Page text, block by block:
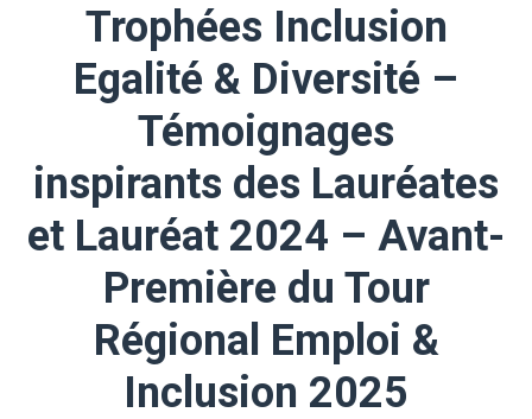
Trophées Inclusion
Egalité & Diversité –
Témoignages
inspirants des Lauréates
et Lauréat 2024 – Avant-
Première du Tour
Régional Emploi &
Inclusion 2025